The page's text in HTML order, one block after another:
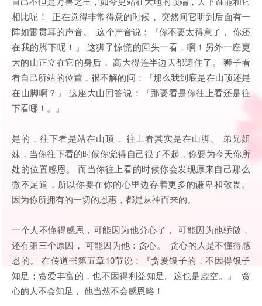
相比呢！ 正在觉得非常得意的时候， 突然间它听到后面有一
阵如雷贯耳的声音。 这个声音说：『你不要太得意了， 你还
在我的脚下呢！』 这狮子惊慌的回头一看，啊！另外一座更
大的山正立在它的身后， 高大得连半边天都遮住了。 狮子看
看自己所站的位置，很不解的问：『那么我到底是在山顶还是
在山脚啊？』 这座大山回答说：『那要看是你往上看还是往
下看哪！。』
是的，往下看是站在山顶， 往上看其实是在山脚。 弟兄姐
妹，当你往下看的时候你觉得自己很了不起，你要为今天你所
处的位置感恩。 而当你往上看的时候你会发现原来自己那么
微不足道，所以你要在你的心里边存着更多的谦卑和敬畏。
因为你所拥有的一切的恩惠，都是从神而来的。
一个人不懂得感恩，可能因为他分心了， 可能因为他骄傲，
还有第三个原因， 可能因为他：贪心。 贪心的人是不懂得感
恩的。 在传道书第五章10节说：『贪爱银子的，不因得银子
知足；贪爱丰富的，也不因得利益知足。这也是虚空。』 贪
心的人不会知足， 他当然不会感恩咯！